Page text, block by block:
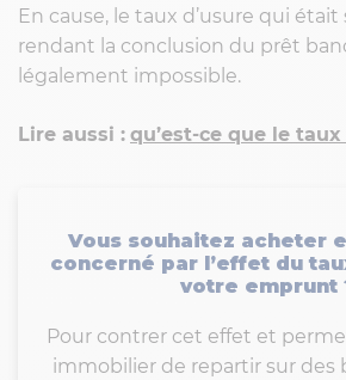
En cause, le taux d’usure qui
rendant la conclusion du prêt
légalement impossible.
Lire aussi : qu’est-ce que le taux
Vous souhaitez acheter
concerné par l’effet du
votre emprunt
Pour contrer cet effet et
immobilier de repartir sur des